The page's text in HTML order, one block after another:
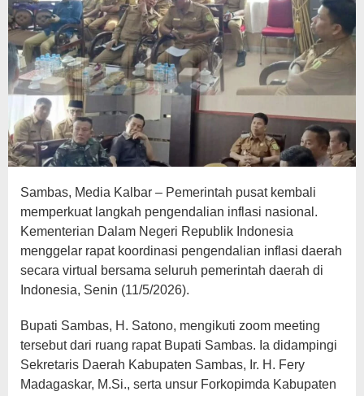
Sambas, Media Kalbar – Pemerintah pusat kembali
memperkuat langkah pengendalian inflasi nasional.
Kementerian Dalam Negeri Republik Indonesia
menggelar rapat koordinasi pengendalian inflasi daerah
secara virtual bersama seluruh pemerintah daerah di
Indonesia, Senin (11/5/2026).
Bupati Sambas, H. Satono, mengikuti zoom meeting
tersebut dari ruang rapat Bupati Sambas. Ia didampingi
Sekretaris Daerah Kabupaten Sambas, Ir. H. Fery
Madagaskar, M.Si., serta unsur Forkopimda Kabupaten